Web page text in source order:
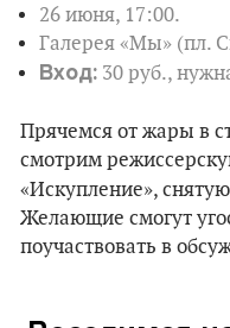
26 июня, 17:00.
Галерея «Мы» (пл.
Вход: 30 руб.,
Прячемся от жары в
смотрим
«Искупление», снятую
Желающие смогут
поучаствовать в